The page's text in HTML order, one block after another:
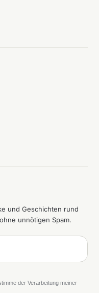
und Geschichten rund
unnötigen Spam.
der Verarbeitung meiner